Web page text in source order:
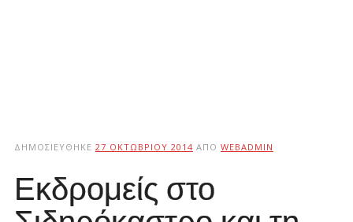
ΔΗΜΟΣΙΕΎΘΗΚΕ 27 ΟΚΤΩΒΡΊΟΥ 2014 ΑΠΌ WEBADMIN
Εκδρομείς στο